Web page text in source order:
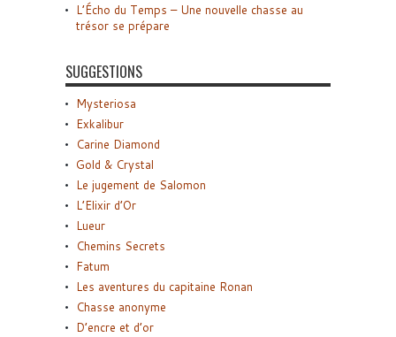
L’Écho du Temps – Une nouvelle chasse au
trésor se prépare
SUGGESTIONS
Mysteriosa
Exkalibur
Carine Diamond
Gold & Crystal
Le jugement de Salomon
L’Elixir d’Or
Lueur
Chemins Secrets
Fatum
Les aventures du capitaine Ronan
Chasse anonyme
D’encre et d’or